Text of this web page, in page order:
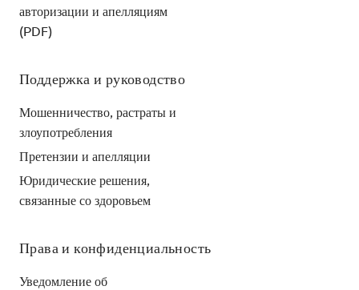
авторизации и апелляциям
(PDF)
Поддержка и руководство
Мошенничество, растраты и
злоупотребления
Претензии и апелляции
Юридические решения,
связанные со здоровьем
Права и конфиденциальность
Уведомление об